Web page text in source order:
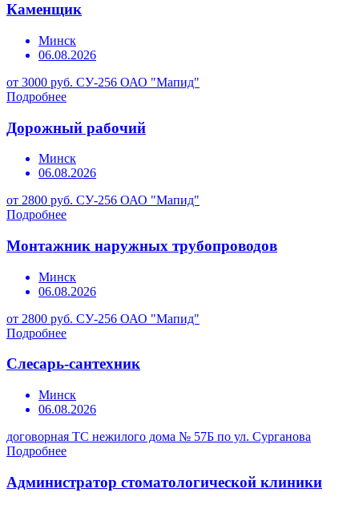
Каменщик
Минск
06.08.2026
от 3000 руб. СУ-256 ОАО "Мапид"
Подробнее
Дорожный рабочий
Минск
06.08.2026
от 2800 руб. СУ-256 ОАО "Мапид"
Подробнее
Монтажник наружных трубопроводов
Минск
06.08.2026
от 2800 руб. СУ-256 ОАО "Мапид"
Подробнее
Слесарь-сантехник
Минск
06.08.2026
договорная ТС нежилого дома № 57Б по ул. Сурганова
Подробнее
Администратор стоматологической клиники